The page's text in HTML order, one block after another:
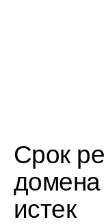
Срок
домена
истек